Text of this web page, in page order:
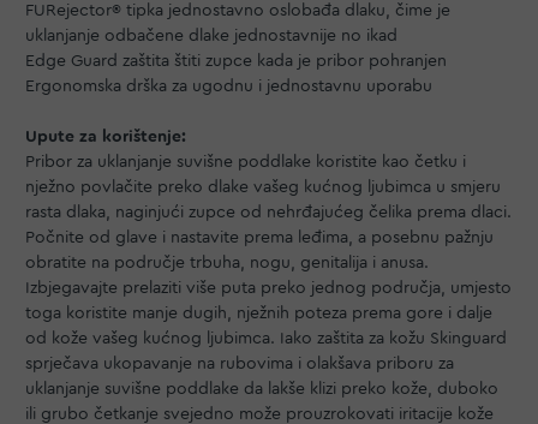
FURejector® tipka jednostavno oslobađa dlaku, čime je
uklanjanje odbačene dlake jednostavnije no ikad
Edge Guard zaštita štiti zupce kada je pribor pohranjen
Ergonomska drška za ugodnu i jednostavnu uporabu
Upute za korištenje:
Pribor za uklanjanje suvišne poddlake koristite kao četku i
nježno povlačite preko dlake vašeg kućnog ljubimca u smjeru
rasta dlaka, naginjući zupce od nehrđajućeg čelika prema dlaci.
Počnite od glave i nastavite prema leđima, a posebnu pažnju
obratite na područje trbuha, nogu, genitalija i anusa.
Izbjegavajte prelaziti više puta preko jednog područja, umjesto
toga koristite manje dugih, nježnih poteza prema gore i dalje
od kože vašeg kućnog ljubimca. Iako zaštita za kožu Skinguard
sprječava ukopavanje na rubovima i olakšava priboru za
uklanjanje suvišne poddlake da lakše klizi preko kože, duboko
ili grubo četkanje svejedno može prouzrokovati iritacije kože